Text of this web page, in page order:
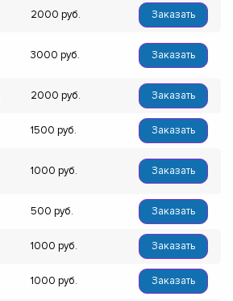
2000 Заказать
3000 Заказать
2000 Заказать
1500 Заказать
1000 Заказать
500 Заказать
1000 Заказать
1000 Заказать